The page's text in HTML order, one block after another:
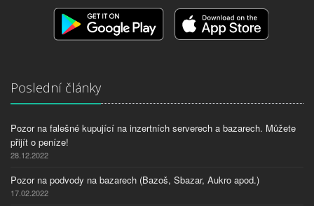
Poslední články
Pozor na falešné kupující na inzertních serverech a bazarech. Můžete
přijít o peníze!
28.12.2022
Pozor na podvody na bazarech (Bazoš, Sbazar, Aukro apod.)
17.02.2022